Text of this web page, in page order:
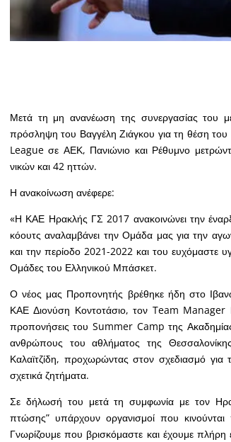
Μετά τη μη ανανέωση της συνεργασίας του
πρόσληψη του Βαγγέλη Ζιάγκου για τη θέση
League σε ΑΕΚ, Πανιώνιο και Ρέθυμνο
νικών και 42 ηττών.
Η ανακοίνωση ανέφερε:
«Η ΚΑΕ Ηρακλής ΓΣ 2017 ανακοινώνει την
κόουτς αναλαμβάνει την Ομάδα μας για την
και την περίοδο 2021-2022 και του ευχόμαστε
Ομάδες του Ελληνικού Μπάσκετ.
Ο νέος μας Προπονητής βρέθηκε ήδη στο
ΚΑΕ Διονύση Κοντοτάσιο, τον Team Manager
προπονήσεις του Summer Camp της
ανθρώπους του αθλήματος της
Καλαϊτζίδη, προχωρώντας στον σχεδιασμό
σχετικά ζητήματα.
Σε δήλωσή του μετά τη συμφωνία με τον
πτώσης” υπάρχουν οργανισμοί που
Γνωρίζουμε που βρισκόμαστε και έχουμε